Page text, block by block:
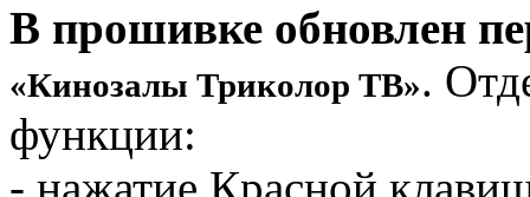
В прошивке обновлен
«Кинозалы Триколор ТВ».
функции:
- нажатие Красной